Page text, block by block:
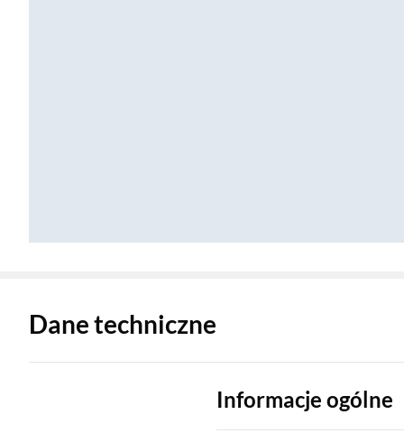
Dane techniczne
Informacje ogólne